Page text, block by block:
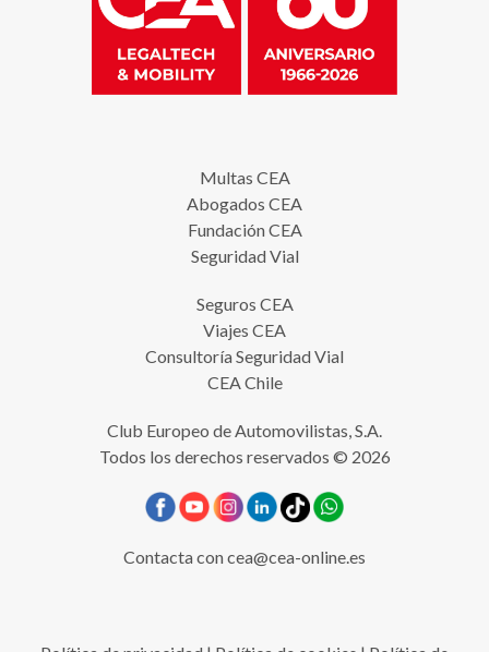
Multas CEA
Abogados CEA
Fundación CEA
Seguridad Vial
Seguros CEA
Viajes CEA
Consultoría Seguridad Vial
CEA Chile
Club Europeo de Automovilistas, S.A.
Todos los derechos reservados © 2026
Contacta concea@cea-online.es